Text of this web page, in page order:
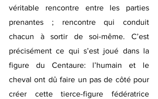
véritable rencontre entre les parties
prenantes ; rencontre qui conduit
chacun à sortir de soi-même. C’est
précisément ce qui s’est joué dans la
figure du Centaure: l’humain et le
cheval ont dû faire un pas de côté pour
créer cette tierce-figure fédératrice